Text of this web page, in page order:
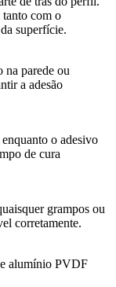
tanto com o
superfície.
na parede ou
a adesão
o adesivo
de cura
grampos ou
corretamente.
alumínio PVDF